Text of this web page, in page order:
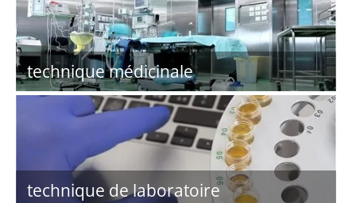
technique médicinale
technique de laboratoire